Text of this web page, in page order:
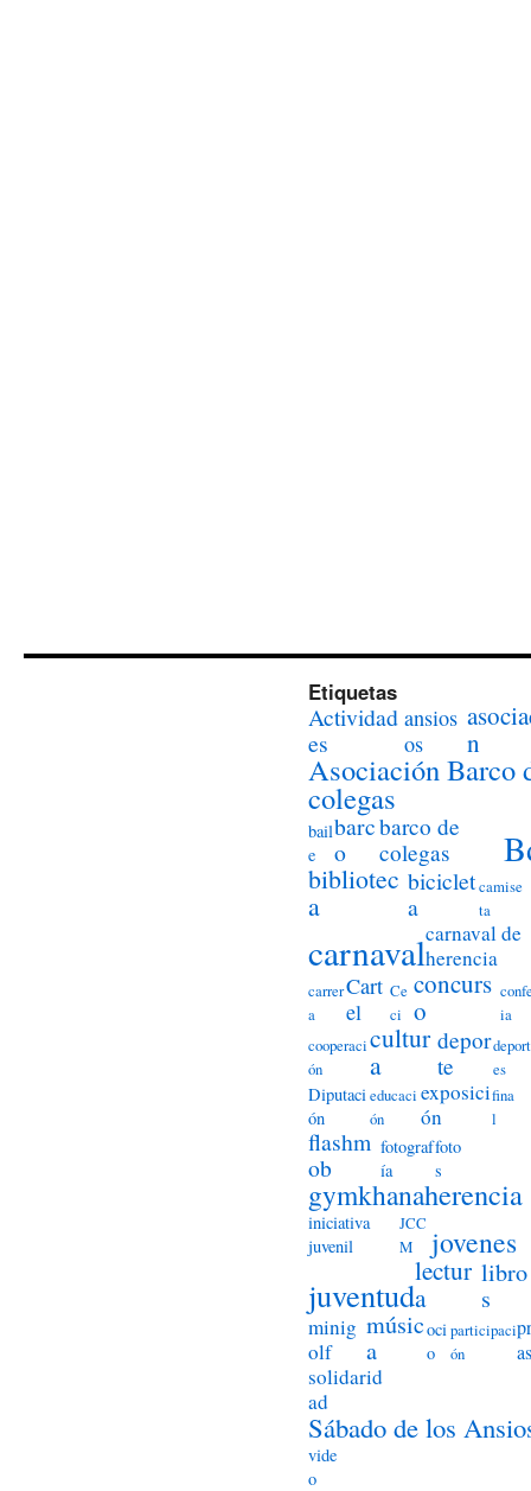
Etiquetas
Actividad
es
ansios
os
n
Asociación Barco
colegas
bail
e
barc
o
barco de
colegas
bibliotec
a
biciclet
a
camise
ta
carnavalcarnaval de
herencia
carrer
a
Cart
el
Ce
ci
concurs
o
ia
cooperaci
ón
cultur
a
depor
te
deport
es
Diputaci
ón
educaci
ón
exposici
ón
fina
l
flashm
ob
fotograf
ía
foto
s
gymkhanaherencia
iniciativa
juvenil
JCC
M
jovenes
juventud
lectur
a
libro
s
minig
olf
músic
a
oci
o
participaci
ón
as
solidarid
ad
Sábado de los
vide
o